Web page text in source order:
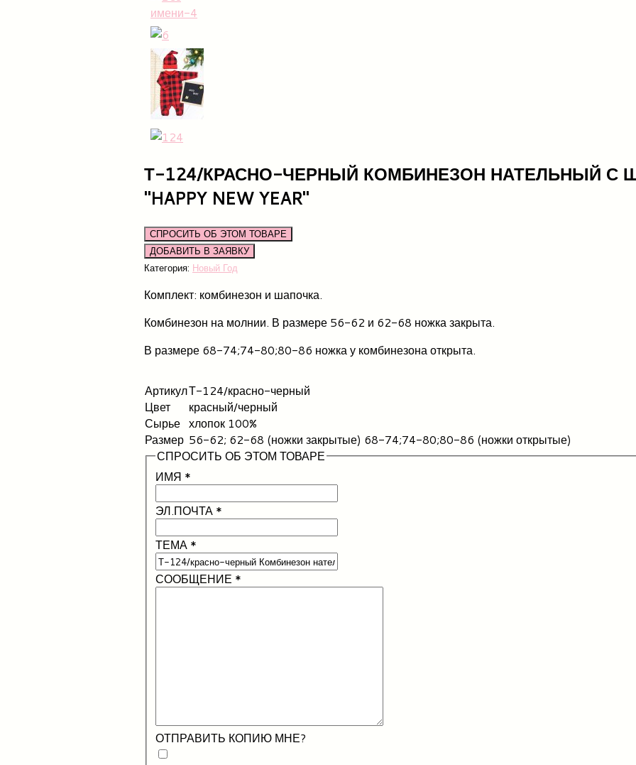
Т-124/КРАСНО-ЧЕРНЫЙ КОМБИНЕЗОН НАТЕЛЬНЫЙ С
"HAPPY NEW YEAR"
СПРОСИТЬ ОБ ЭТОМ ТОВАРЕ
Категория: Новый Год
Комплект: комбинезон и шапочка.
Комбинезон на молнии. В размере 56-62 и 62-68 ножка закрыта.
В размере 68-74;74-80;80-86 ножка у комбинезона открыта.
АртикулТ-124/красно-черный
Цвет
красный/черный
Сырье хлопок 100%
Размер 56-62; 62-68 (ножки закрытые) 68-74;74-80;80-86 (ножки открытые)
СПРОСИТЬ ОБ ЭТОМ ТОВАРЕ
ИМЯ *
ЭЛ.ПОЧТА *
ТЕМА *
СООБЩЕНИЕ *
ОТПРАВИТЬ КОПИЮ МНЕ?